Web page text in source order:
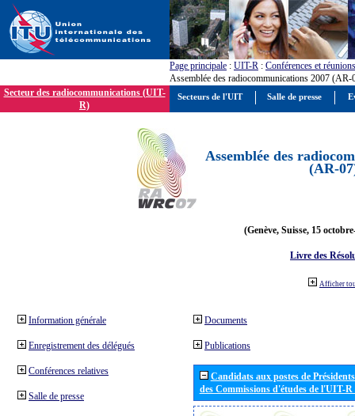
Page principale : UIT-R : Conférences et réunions
Assemblée des radiocommunications 2007 (AR-
Secteur des radiocommunications (UIT-
R)
Assemblée des
(AR-
(Genève, Suisse, 15
Livre des
Afficher
Information générale
Enregistrement des délégués
Conférences relatives
Salle de presse
Documents
Publications
Candidats aux postes de
des Commissions d'études de l'UIT-
Secteurs de l'UIT Salle de presse